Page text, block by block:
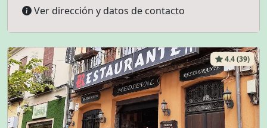
Ver dirección y datos de contacto
4.4 (39)